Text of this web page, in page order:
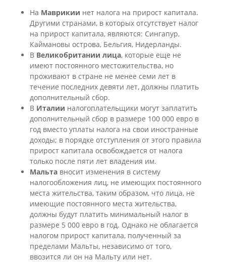
На Маврикии нет налога на прирост капитала.
Другими странами, в которых отсутствует налог
на прирост капитала, являются: Сингапур,
Каймановы острова, Бельгия, Нидерланды.
В Великобритании лица, которые еще не
имеют постоянного местожительства, но
проживают в стране не менее семи лет в
течение последних девяти лет, должны платить
дополнительный сбор.
В Италии налогоплательщики могут заплатить
дополнительный сбор в размере 100 000 евро в
год вместо уплаты налога на свои иностранные
доходы; в порядке отступления от этого правила
прирост капитала освобождается от налога
только после пяти лет владения им.
Мальтавносит изменения в систему
налогообложения лиц, не имеющих постоянного
места жительства, таким образом, что лица, не
имеющие постоянного места жительства,
должны будут платить минимальный налог в
размере 5 000 евро в год. Однако не облагается
налогом прирост капитала, полученный за
пределами Мальты, независимо от того,
ввозится ли он на Мальту или нет.